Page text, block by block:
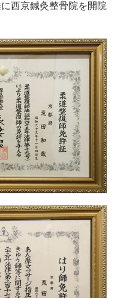
西京鍼灸整骨院を開院